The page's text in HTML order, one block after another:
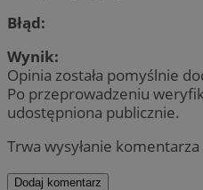
Błąd:
Wynik:
Opinia została pomyślnie
Po przeprowadzeniu
udostępniona publicznie.
Trwa wysyłanie komentarza
Dodaj komentarz